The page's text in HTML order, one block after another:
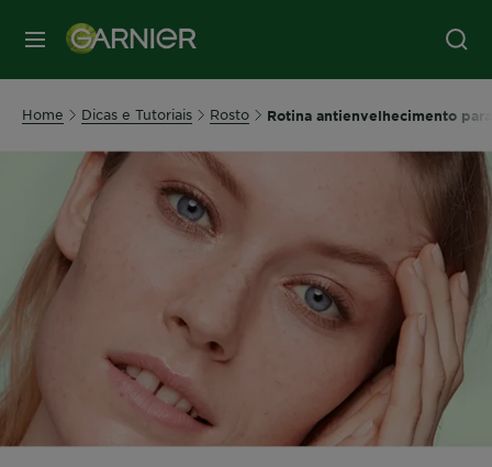
MENU
Home Dicas e Tutoriais Rosto Rotina antienvelhecimento